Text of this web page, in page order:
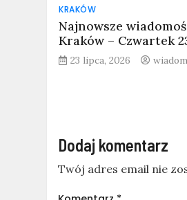
KRAKÓW
Najnowsze
Kraków – Czwartek
23 lipca, 2026
Dodaj komentarz
Twój adres email nie